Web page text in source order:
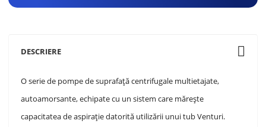
DESCRIERE
O serie de pompe de suprafață centrifugale multietajate,
autoamorsante, echipate cu un sistem care mărește
capacitatea de aspirație datorită utilizării unui tub Venturi.